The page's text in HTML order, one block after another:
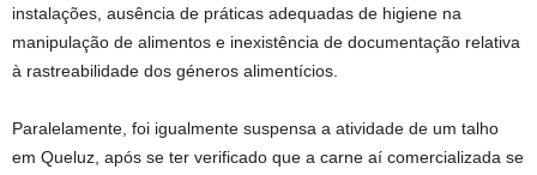
instalações, ausência de práticas adequadas de higiene na
manipulação de alimentos e inexistência de documentação relativa
à rastreabilidade dos géneros alimentícios.
Paralelamente, foi igualmente suspensa a atividade de um talho
em Queluz, após se ter verificado que a carne aí comercializada se